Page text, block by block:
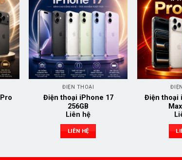
ĐIỆN THOẠI
Điện thoại iPhone 17
256GB
Liên hệ
LIÊN HỆ
Điện thoại